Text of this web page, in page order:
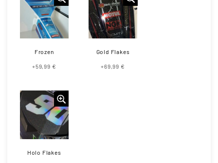
Frozen
+59,99 €
Gold Flakes
+69,99 €
Holo Flakes